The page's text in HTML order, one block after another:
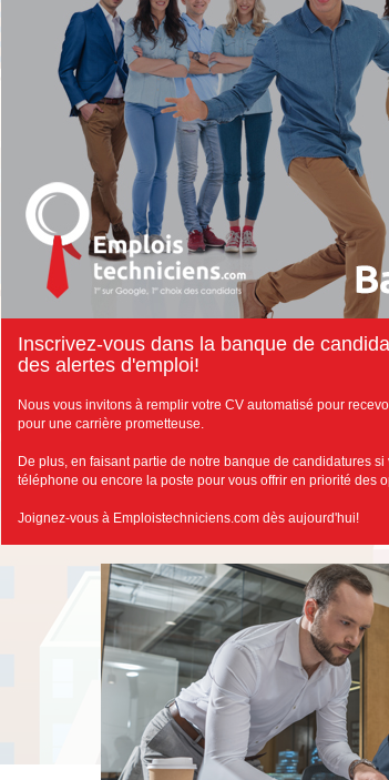
Inscrivez-vous dans la banque de
des alertes d'emploi!
Nous vous invitons à remplir votre CV automatisé pour
pour une carrière prometteuse.
De plus, en faisant partie de notre banque de candidatures
téléphone ou encore la poste pour vous offrir en priorité des
Joignez-vous à Emploistechniciens.com dès aujourd'hui!